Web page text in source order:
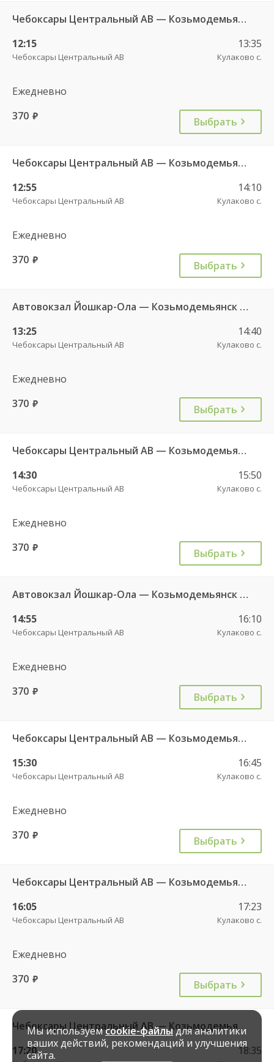
Чебоксары Центральный АВ — Козьмодемьянск АВ 092
12:15
Чебоксары Центральный АВ
13:35
Кулаково с.
Ежедневно
370 руб. Выбрать
Чебоксары Центральный АВ — Козьмодемьянск АВ 2877
12:55
Чебоксары Центральный АВ
14:10
Кулаково с.
Ежедневно
370 руб. Выбрать
Автовокзал Йошкар-Ола — Козьмодемьянск АВ 5335
13:25
Чебоксары Центральный АВ
14:40
Кулаково с.
Ежедневно
370 руб. Выбрать
Чебоксары Центральный АВ — Козьмодемьянск АВ 092
14:30
Чебоксары Центральный АВ
15:50
Кулаково с.
Ежедневно
370 руб. Выбрать
Автовокзал Йошкар-Ола — Козьмодемьянск АВ 5335
14:55
Чебоксары Центральный АВ
16:10
Кулаково с.
Ежедневно
370 руб. Выбрать
Чебоксары Центральный АВ — Козьмодемьянск АВ 2877
15:30
Чебоксары Центральный АВ
16:45
Кулаково с.
Ежедневно
370 руб. Выбрать
Чебоксары Центральный АВ — Козьмодемьянск АВ 2877
16:05
Чебоксары Центральный АВ
17:23
Кулаково с.
Ежедневно
370 руб. Выбрать
Чебоксары Центральный АВ — Козьмодемьянск АВ 2877
17:20
18:35
Мы используемcookie-файлыдля аналитики
ваших действий, рекомендаций и улучшения
сайта.